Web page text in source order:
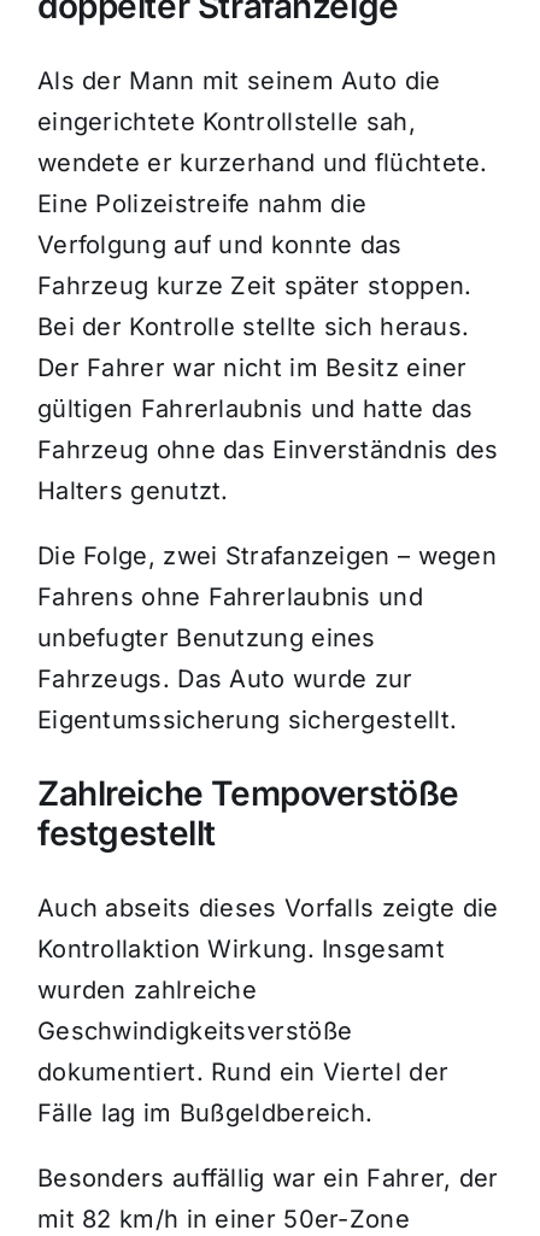
Als der Mann mit seinem Auto die
eingerichtete Kontrollstelle sah,
wendete er kurzerhand und flüchtete.
Eine Polizeistreife nahm die
Verfolgung auf und konnte das
Fahrzeug kurze Zeit später stoppen.
Bei der Kontrolle stellte sich heraus.
Der Fahrer war nicht im Besitz einer
gültigen Fahrerlaubnis und hatte das
Fahrzeug ohne das Einverständnis des
Halters genutzt.
Die Folge, zwei Strafanzeigen – wegen
Fahrens ohne Fahrerlaubnis und
unbefugter Benutzung eines
Fahrzeugs. Das Auto wurde zur
Eigentumssicherung sichergestellt.
Zahlreiche Tempoverstöße
festgestellt
Auch abseits dieses Vorfalls zeigte die
Kontrollaktion Wirkung. Insgesamt
wurden zahlreiche
Geschwindigkeitsverstöße
dokumentiert. Rund ein Viertel der
Fälle lag im Bußgeldbereich.
Besonders auffällig war ein Fahrer, der
mit 82 km/h in einer 50er-Zone